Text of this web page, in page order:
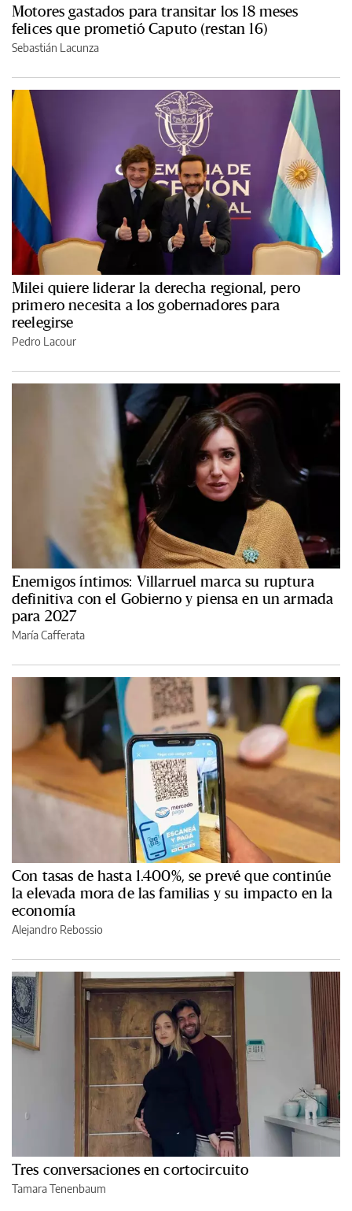
Motores gastados para transitar los 18 meses
felices que prometió Caputo (restan 16)
Sebastián Lacunza
Milei quiere liderar la derecha regional, pero
primero necesita a los gobernadores para
reelegirse
Pedro Lacour
Enemigos íntimos: Villarruel marca su ruptura
definitiva con el Gobierno y piensa en un armada
para 2027
María Cafferata
Con tasas de hasta 1.400%, se prevé que continúe
la elevada mora de las familias y su impacto en la
economía
Alejandro Rebossio
Tres conversaciones en cortocircuito
Tamara Tenenbaum